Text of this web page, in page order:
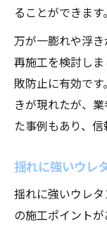
ることができます。
万が一膨れや浮
再施工を検討し
敗防止に有効で
きが現れたが、
た事例もあり、信
揺れに強いウレ
揺れに強いウレ
の施工ポイント